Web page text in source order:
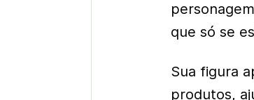
que só se
Sua figura
produtos,